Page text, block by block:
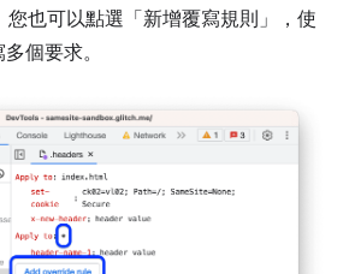
您也可以點選「新增覆寫規則」
，使
個要求。